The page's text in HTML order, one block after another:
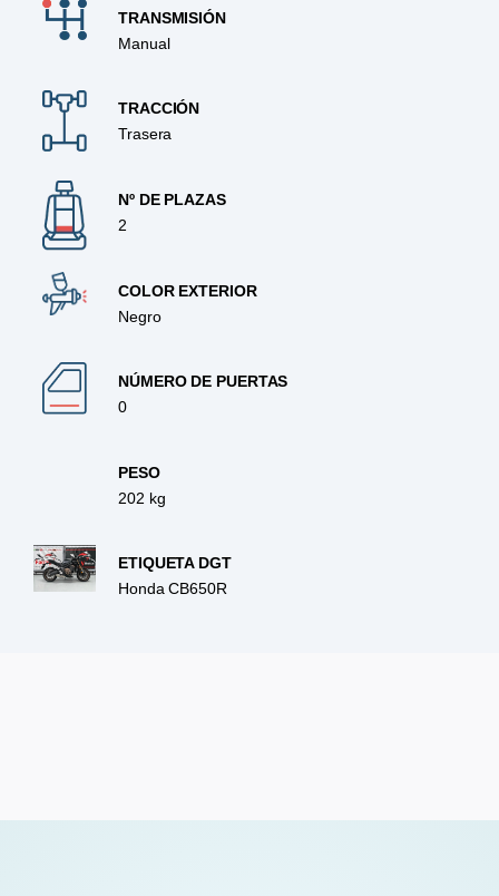
TRANSMISIÓN
Manual
TRACCIÓN
Trasera
Nº DE PLAZAS
2
COLOR EXTERIOR
Negro
NÚMERO DE PUERTAS
0
PESO
202 kg
ETIQUETA DGT
Honda CB650R